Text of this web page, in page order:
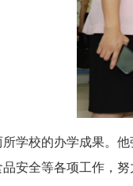
校的办学成果。他
安全等各项工作，